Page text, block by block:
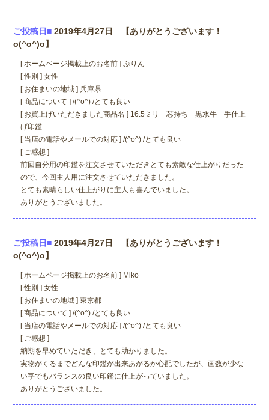
ご投稿日■ 2019年4月27日 【ありがとうございます！
o(^o^)o】
[ ホームページ掲載上のお名前 ] ぷりん
[ 性別 ] 女性
[ お住まいの地域 ] 兵庫県
[ 商品について ] /(^o^) /とても良い
[ お買上げいただきました商品名 ] 16.5ミリ 芯持ち 黒水牛 手仕上
げ印鑑
[ 当店の電話やメールでの対応 ] /(^o^) /とても良い
[ ご感想 ]
前回自分用の印鑑を注文させていただきとても素敵な仕上がりだった
ので、今回主人用に注文させていただきました。
とても素晴らしい仕上がりに主人も喜んでいました。
ありがとうございました。
ご投稿日■ 2019年4月27日 【ありがとうございます！
o(^o^)o】
[ ホームページ掲載上のお名前 ] Miko
[ 性別 ] 女性
[ お住まいの地域 ] 東京都
[ 商品について ] /(^o^) /とても良い
[ 当店の電話やメールでの対応 ] /(^o^) /とても良い
[ ご感想 ]
納期を早めていただき、とても助かりました。
実物がくるまでどんな印鑑が出来あがるか心配でしたが、画数が少な
い字でもバランスの良い印鑑に仕上がっていました。
ありがとうございました。